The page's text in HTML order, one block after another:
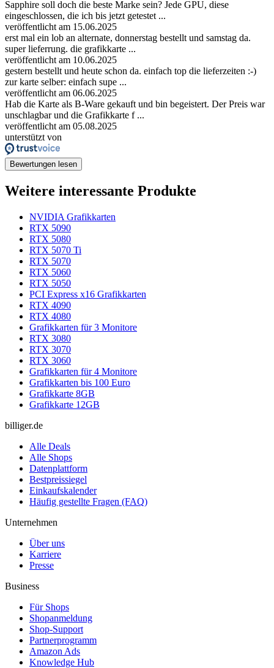
Sapphire soll doch die beste Marke sein? Jede GPU, diese
eingeschlossen, die ich bis jetzt getestet ...
veröffentlicht am 15.06.2025
erst mal ein lob an alternate, donnerstag bestellt und samstag da.
super lieferrung. die grafikkarte ...
veröffentlicht am 10.06.2025
gestern bestellt und heute schon da. einfach top die lieferzeiten :-)
zur karte selber: einfach supe ...
veröffentlicht am 06.06.2025
Hab die Karte als B-Ware gekauft und bin begeistert. Der Preis war
unschlagbar und die Grafikkarte f ...
veröffentlicht am 05.08.2025
unterstützt von
Bewertungen lesen
Weitere interessante Produkte
NVIDIA Grafikkarten
RTX 5090
RTX 5080
RTX 5070 Ti
RTX 5070
RTX 5060
RTX 5050
PCI Express x16 Grafikkarten
RTX 4090
RTX 4080
Grafikkarten für 3 Monitore
RTX 3080
RTX 3070
RTX 3060
Grafikkarten für 4 Monitore
Grafikkarten bis 100 Euro
Grafikkarte 8GB
Grafikkarte 12GB
billiger.de
Alle Deals
Alle Shops
Datenplattform
Bestpreissiegel
Einkaufskalender
Häufig gestellte Fragen (FAQ)
Unternehmen
Über uns
Karriere
Presse
Business
Für Shops
Shopanmeldung
Shop-Support
Partnerprogramm
Amazon Ads
Knowledge Hub